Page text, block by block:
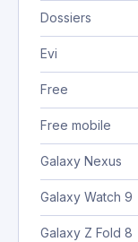
Dossiers
Evi
Free
Free mobile
Galaxy Nexus
Galaxy Watch 9
Galaxy Z Fold 8